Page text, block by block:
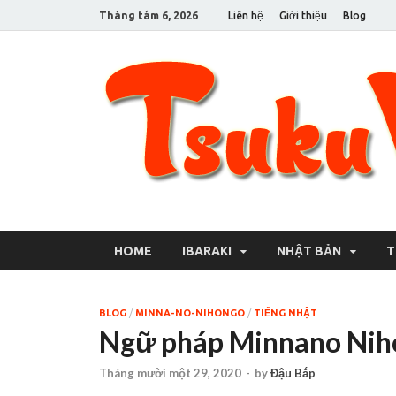
Tháng tám 6, 2026 Liên hệ Giới thiệu Blog
HOME IBARAKI NHẬT BẢN
BLOG / MINNA-NO-NIHONGO / TIẾNG NHẬT
Ngữ pháp Minnano
Tháng mười một 29, 2020 - byĐậu Bắp